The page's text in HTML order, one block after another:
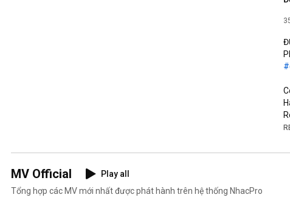
MV Official
Play all
Tổng hợp các MV mới nhất được phát hành trên hệ thống NhacPro